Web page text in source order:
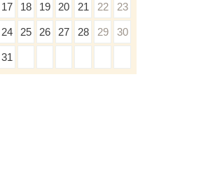
17 18 19 20 21 22 23
24 25 26 27 28 29 30
31